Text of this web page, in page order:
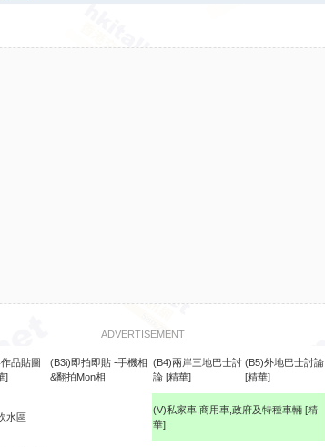
ADVERTISEMENT
品貼圖
]
(B3i)即拍即貼 -手機相
&翻拍Mon相
(B4)兩岸三地巴士討
論 [精華]
(B5)外地巴士討論
[精華]
水區
(V)私家車,商用車,政府及特種車輛 [精
華]